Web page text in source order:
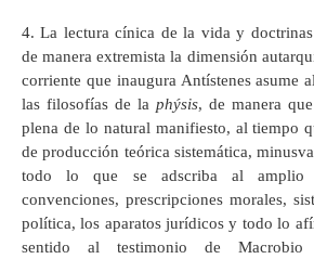
4. La lectura cínica de la vida y doctrinas
de manera extremista la dimensión
corriente que inaugura Antístenes asume
las filosofías de la phýsis, de manera
plena de lo natural manifiesto, al tiempo
de producción teórica sistemática,
todo lo que se adscriba al
convenciones, prescripciones morales,
política, los aparatos jurídicos y todo lo
sentido al testimonio de